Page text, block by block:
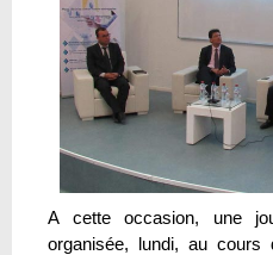
A cette occasion, une
organisée, lundi, au cours